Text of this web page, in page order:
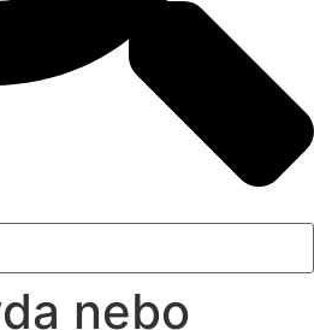
nebo